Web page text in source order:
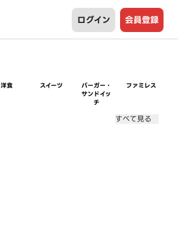
ログイン 会員登録
洋食 スイーツ
バーガー・
サンドイッ
チ
ファミレス
すべて見る